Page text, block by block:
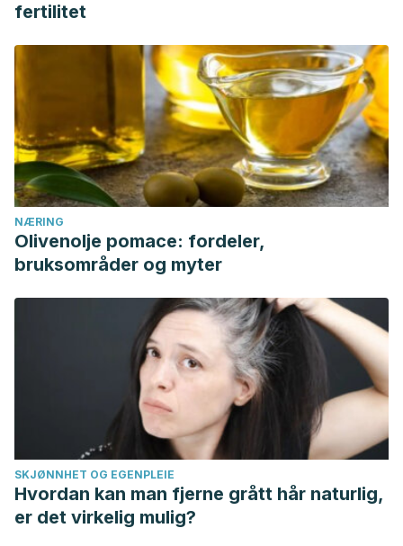
fertilitet
NÆRING
Olivenolje pomace: fordeler,
bruksområder og myter
SKJØNNHET OG EGENPLEIE
Hvordan kan man fjerne grått hår naturlig,
er det virkelig mulig?